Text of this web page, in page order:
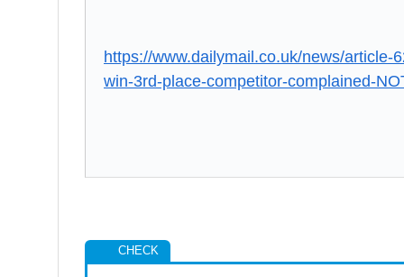
https://www.dailymail.co.uk/news/article-
win-3rd-place-competitor-complained-